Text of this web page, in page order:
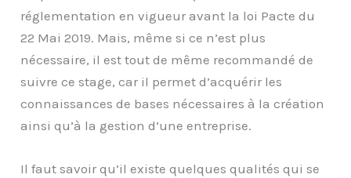
réglementation en vigueur avant la loi Pacte du
22 Mai 2019. Mais, même si ce n’est plus
nécessaire, il est tout de même recommandé de
suivre ce stage, car il permet d’acquérir les
connaissances de bases nécessaires à la création
ainsi qu’à la gestion d’une entreprise.
Il faut savoir qu’il existe quelques qualités qui se